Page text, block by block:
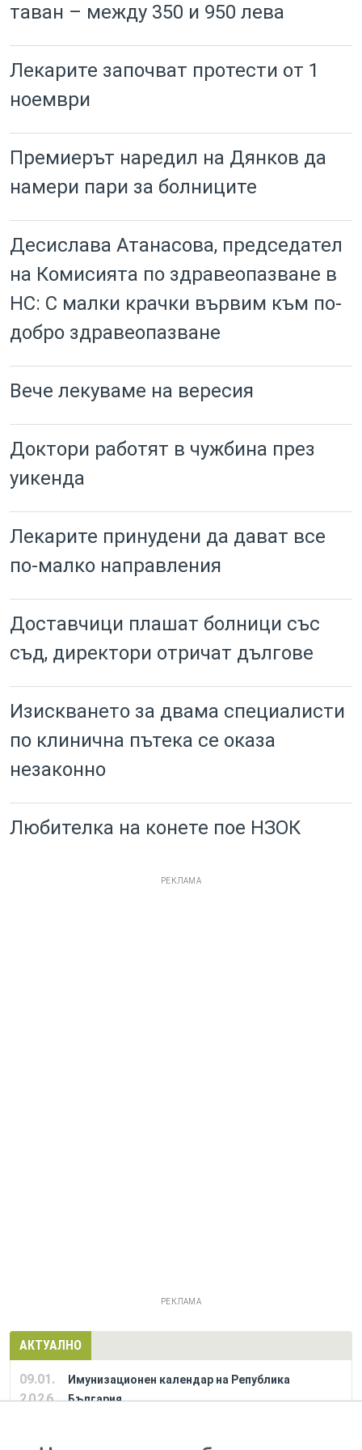
таван – между 350 и 950 лева
Лекарите започват протести от 1
ноември
Премиерът наредил на Дянков да
намери пари за болниците
Десислава Атанасова, председател
на Комисията по здравеопазване в
НС: С малки крачки вървим към по-
добро здравеопазване
Вече лекуваме на вересия
Доктори работят в чужбина през
уикенда
Лекарите принудени да дават все
по-малко направления
Доставчици плашат болници със
съд, директори отричат дългове
Изискването за двама специалисти
по клинична пътека се оказа
незаконно
Любителка на конете пое НЗОК
РЕКЛАМА
РЕКЛАМА
АКТУАЛНО
09.01.
2026
Имунизационен календар на Република
България